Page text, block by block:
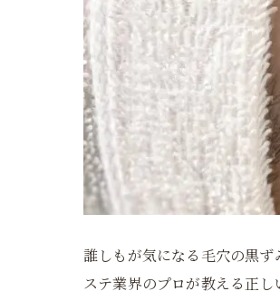
誰しもが気になる毛穴の黒
ステ業界のプロが教える正